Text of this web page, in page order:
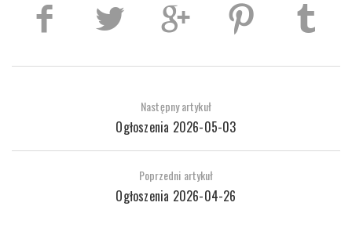
Następny artykuł
Ogłoszenia 2026-05-03
Poprzedni artykuł
Ogłoszenia 2026-04-26